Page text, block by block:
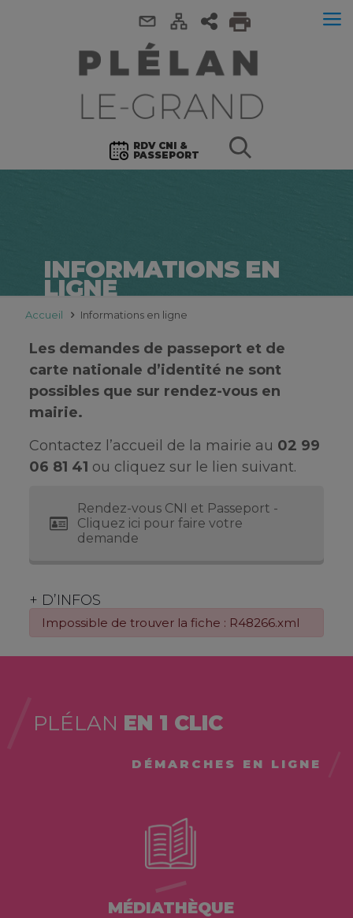
RDV CNI &
PASSEPORT
INFORMATIONS EN
LIGNE
Accueil Informations en ligne
Les demandes de passeport et de
carte nationale d’identité ne sont
possibles que sur rendez-vous en
mairie.
Contactez l’accueil de la mairie au 02 99
06 81 41 ou cliquez sur le lien suivant.
Rendez-vous CNI et Passeport -
Cliquez ici pour faire votre
demande
+ D’INFOS
Impossible de trouver la fiche : R48266.xml
PLÉLAN EN 1 CLIC
DÉMARCHES EN LIGNE
MÉDIATHÈQUE